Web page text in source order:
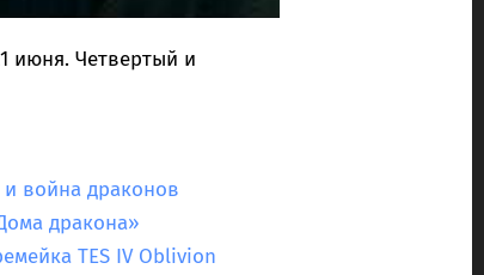
июня. Четвертый и
война драконов
дракона»
TES IV Oblivion